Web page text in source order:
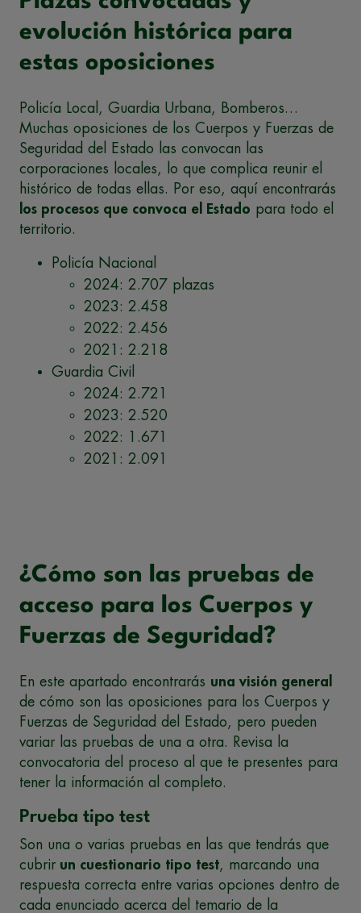
evolución histórica para
estas oposiciones
Policía Local, Guardia Urbana, Bomberos…
Muchas oposiciones de los Cuerpos y Fuerzas de
Seguridad del Estado las convocan las
corporaciones locales, lo que complica reunir el
histórico de todas ellas. Por eso, aquí encontrarás
los procesos que convoca el Estado para todo el
territorio.
Policía Nacional
2024: 2.707 plazas
2023: 2.458
2022: 2.456
2021: 2.218
Guardia Civil
2024: 2.721
2023: 2.520
2022: 1.671
2021: 2.091
¿Cómo son las pruebas de
acceso para los Cuerpos y
Fuerzas de Seguridad?
En este apartado encontrarás una visión general
de cómo son las oposiciones para los Cuerpos y
Fuerzas de Seguridad del Estado, pero pueden
variar las pruebas de una a otra. Revisa la
convocatoria del proceso al que te presentes para
tener la información al completo.
Prueba tipo test
Son una o varias pruebas en las que tendrás que
cubrir un cuestionario tipo test , marcando una
respuesta correcta entre varias opciones dentro de
cada enunciado acerca del temario de la